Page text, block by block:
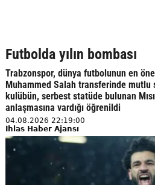
Futbolda yılın bombası
Trabzonspor, dünya futbolunun en
Muhammed Salah transferinde mutlu
kulübün, serbest statüde bulunan
anlaşmasına vardığı öğrenildi
04.08.2026 22:19:00
İhlas Haber Ajansı